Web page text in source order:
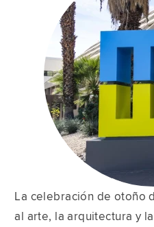
La celebración de otoño
al arte, la arquitectura y